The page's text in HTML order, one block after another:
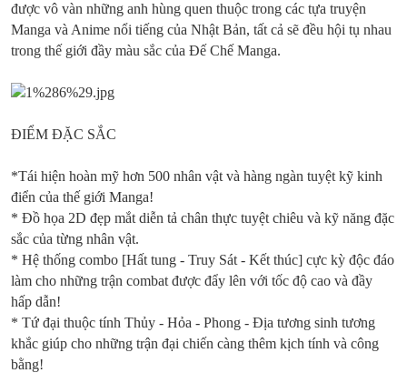
được vô vàn những anh hùng quen thuộc trong các tựa truyện
Manga và Anime nổi tiếng của Nhật Bản, tất cả sẽ đều hội tụ nhau
trong thế giới đầy màu sắc của Đế Chế Manga.
ĐIỂM ĐẶC SẮC
*Tái hiện hoàn mỹ hơn 500 nhân vật và hàng ngàn tuyệt kỹ kinh
điển của thế giới Manga!
* Đồ họa 2D đẹp mắt diễn tả chân thực tuyệt chiêu và kỹ năng đặc
sắc của từng nhân vật.
* Hệ thống combo [Hất tung - Truy Sát - Kết thúc] cực kỳ độc đáo
làm cho những trận combat được đẩy lên với tốc độ cao và đầy
hấp dẫn!
* Tứ đại thuộc tính Thủy - Hỏa - Phong - Địa tương sinh tương
khắc giúp cho những trận đại chiến càng thêm kịch tính và công
bằng!